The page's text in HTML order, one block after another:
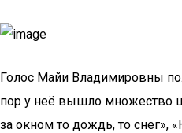
Голос Майи Владимировны
пор у неё вышло множество
за окном то дождь, то снег»,